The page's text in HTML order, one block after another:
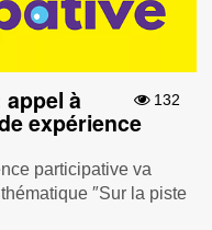
132
appel à
expérience
participative va
″Sur la piste